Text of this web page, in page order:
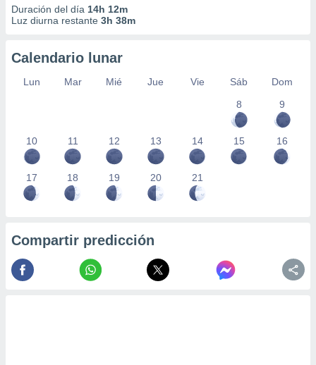
Duración del día 14h 12m
Luz diurna restante 3h 38m
Calendario lunar
Lun Mar Mié Jue Vie Sáb
Dom
8
9
10 11 12 13 14 15 16
17 18 19 20 21
Compartir predicción